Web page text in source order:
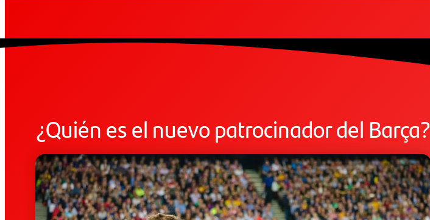
¿Quién es el nuevo patrocinador del Barça?